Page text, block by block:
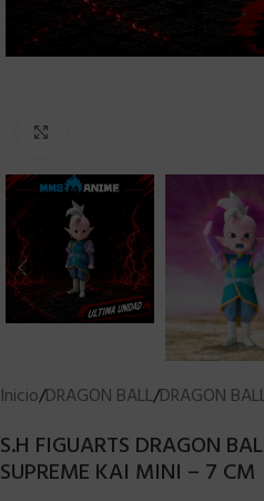
Inicio/DRAGON BALL/DRAGON
S.H FIGUARTS DRAGON
SUPREME KAI MINI – 7 CM